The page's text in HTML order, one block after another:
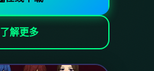
了解更多